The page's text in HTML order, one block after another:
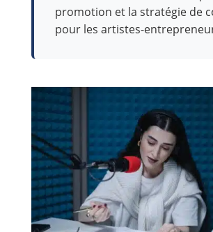
promotion et la stratégie de
pour les artistes-